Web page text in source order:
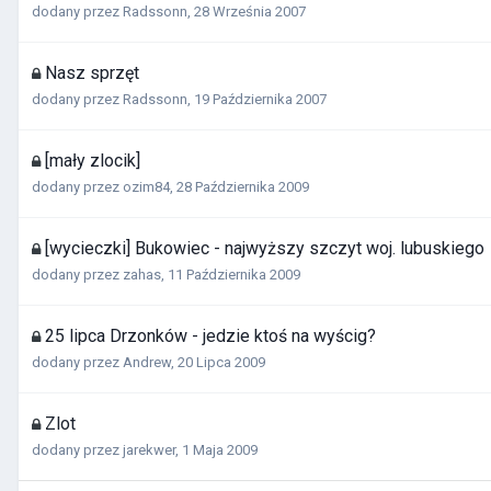
dodany przez Radssonn 28 Września 2007
Nasz sprzęt
dodany przez Radssonn 19 Października 2007
[mały zlocik]
dodany przez ozim84, 28 Października 2009
[wycieczki] Bukowiec - najwyższy szczyt woj. lubuskiego
dodany przez zahas 11 Października 2009
25 lipca Drzonków - jedzie ktoś na wyścig?
dodany przez Andrew, 20 Lipca 2009
Zlot
dodany przez jarekwer, 1 Maja 2009